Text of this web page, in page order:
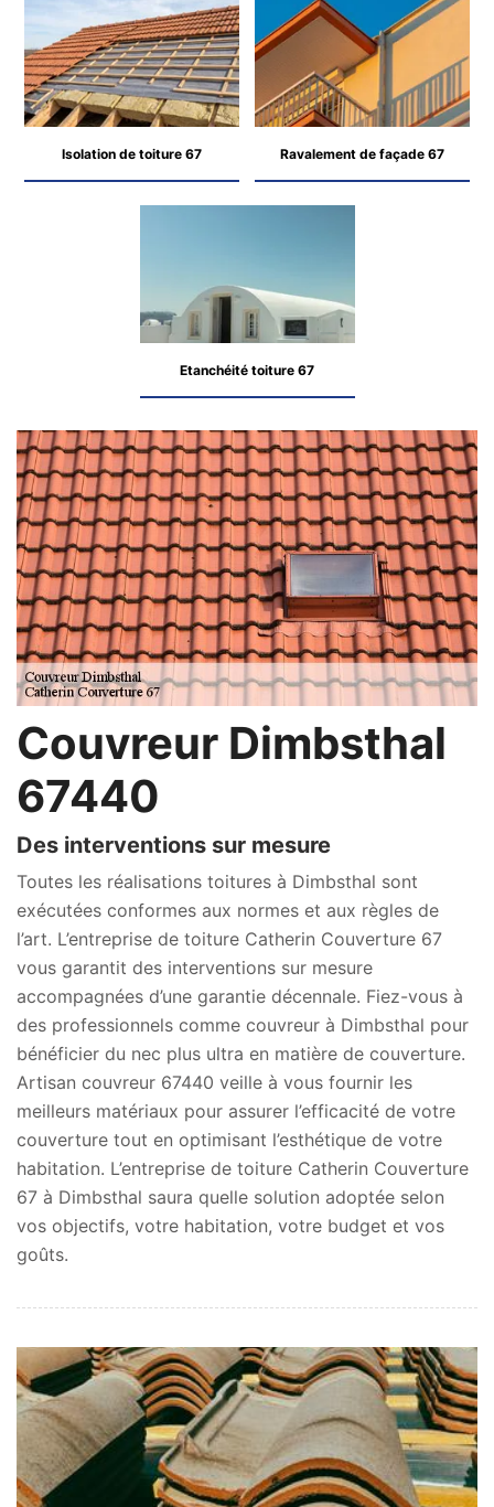
Isolation de toiture 67 Ravalement de façade 67
Etanchéité toiture 67
Couvreur Dimbsthal
67440
Des interventions sur mesure
Toutes les réalisations toitures à Dimbsthal sont
exécutées conformes aux normes et aux règles de
l’art. L’entreprise de toiture Catherin Couverture 67
vous garantit des interventions sur mesure
accompagnées d’une garantie décennale. Fiez-vous à
des professionnels comme couvreur à Dimbsthal pour
bénéficier du nec plus ultra en matière de couverture.
Artisan couvreur 67440 veille à vous fournir les
meilleurs matériaux pour assurer l’efficacité de votre
couverture tout en optimisant l’esthétique de votre
habitation. L’entreprise de toiture Catherin Couverture
67 à Dimbsthal saura quelle solution adoptée selon
vos objectifs, votre habitation, votre budget et vos
goûts.